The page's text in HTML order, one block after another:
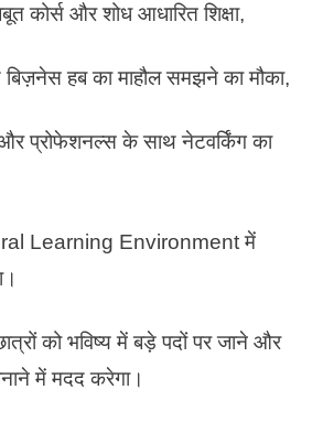
कोर्स और शोध आधारित शिक्षा,
हब का माहौल समझने का मौका,
और प्रोफेशनल्स के साथ नेटवर्किंग का
Learning Environment में
को भविष्य में बड़े पदों पर जाने और
में मदद करेगा।